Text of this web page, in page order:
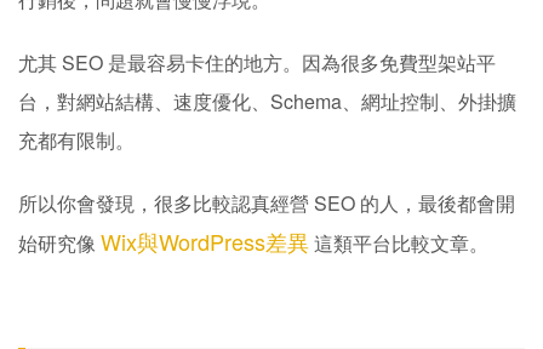
尤其 SEO 是最容易卡住的地方。因為很多免費型架站平
台，對網站結構、速度優化、Schema、網址控制、外掛擴
充都有限制。
所以你會發現，很多比較認真經營 SEO 的人，最後都會開
始研究像 Wix與WordPress差異這類平台比較文章。